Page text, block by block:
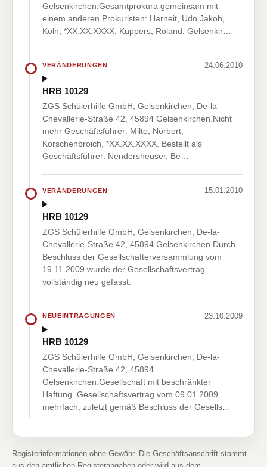
Gelsenkirchen.Gesamtprokura gemeinsam mit
einem anderen Prokuristen: Harneit, Udo Jakob,
Köln, *XX.XX.XXXX; Küppers, Roland, Gelsenkir…
VERÄNDERUNGEN 24.06.2010
HRB 10129
ZGS Schülerhilfe GmbH, Gelsenkirchen, De-la-
Chevallerie-Straße 42, 45894 Gelsenkirchen.Nicht
mehr Geschäftsführer: Milte, Norbert,
Korschenbroich, *XX.XX.XXXX. Bestellt als
Geschäftsführer: Nendersheuser, Be…
VERÄNDERUNGEN 15.01.2010
HRB 10129
ZGS Schülerhilfe GmbH, Gelsenkirchen, De-la-
Chevallerie-Straße 42, 45894 Gelsenkirchen.Durch
Beschluss der Gesellschafterversammlung vom
19.11.2009 wurde der Gesellschaftsvertrag
vollständig neu gefasst.
NEUEINTRAGUNGEN 23.10.2009
HRB 10129
ZGS Schülerhilfe GmbH, Gelsenkirchen, De-la-
Chevallerie-Straße 42, 45894
Gelsenkirchen.Gesellschaft mit beschränkter
Haftung. Gesellschaftsvertrag vom 09.01.2009
mehrfach, zuletzt gemäß Beschluss der Gesells…
Registerinformationen ohne Gewähr. Die Geschäftsanschrift stammt